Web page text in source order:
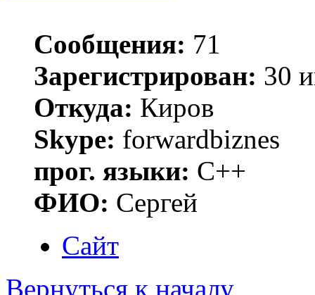
Сообщения: 71
Зарегистрирован: 30
Откуда: Киров
Skype: forwardbiznes
прог. языки: C++
ФИО: Сергей
Сайт
Вернуться к началу